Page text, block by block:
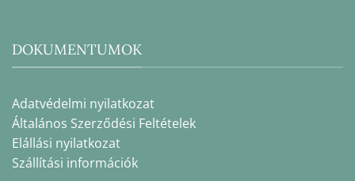
DOKUMENTUMOK
Adatvédelmi nyilatkozat
Általános Szerződési Feltételek
Elállási nyilatkozat
Szállítási információk